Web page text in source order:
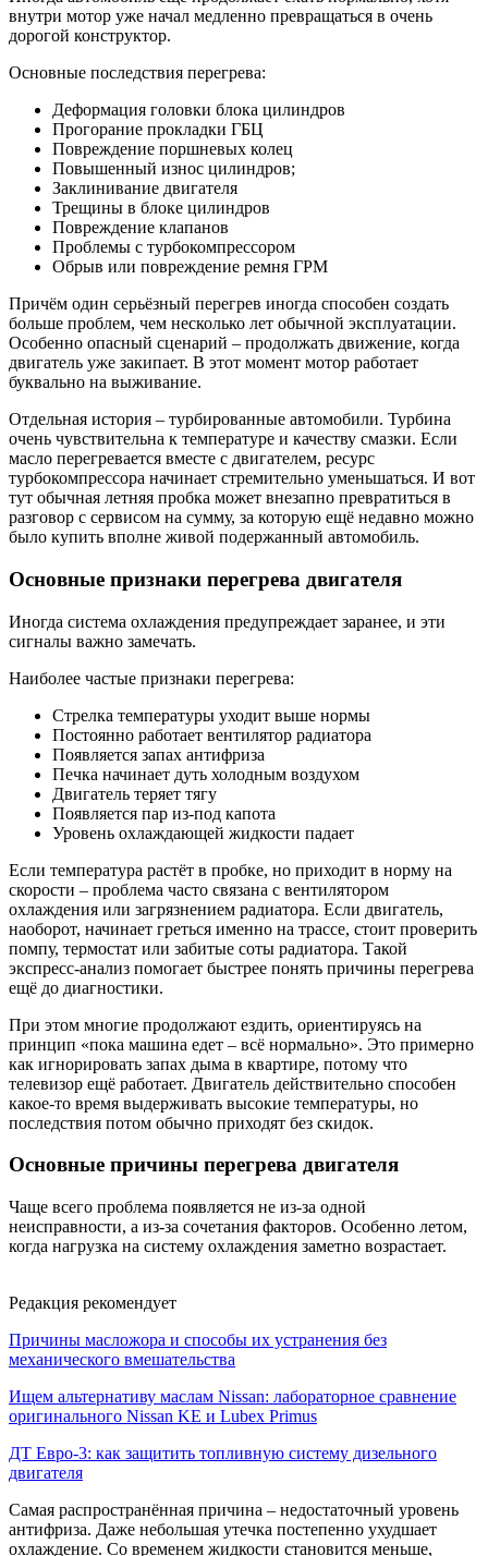
внутри мотор уже начал медленно превращаться в очень
дорогой конструктор.
Основные последствия перегрева:
Деформация головки блока цилиндров
Прогорание прокладки ГБЦ
Повреждение поршневых колец
Повышенный износ цилиндров;
Заклинивание двигателя
Трещины в блоке цилиндров
Повреждение клапанов
Проблемы с турбокомпрессором
Обрыв или повреждение ремня ГРМ
Причём один серьёзный перегрев иногда способен создать
больше проблем, чем несколько лет обычной эксплуатации.
Особенно опасный сценарий – продолжать движение, когда
двигатель уже закипает. В этот момент мотор работает
буквально на выживание.
Отдельная история – турбированные автомобили. Турбина
очень чувствительна к температуре и качеству смазки. Если
масло перегревается вместе с двигателем, ресурс
турбокомпрессора начинает стремительно уменьшаться. И вот
тут обычная летняя пробка может внезапно превратиться в
разговор с сервисом на сумму, за которую ещё недавно можно
было купить вполне живой подержанный автомобиль.
Основные признаки перегрева двигателя
Иногда система охлаждения предупреждает заранее, и эти
сигналы важно замечать.
Наиболее частые признаки перегрева:
Стрелка температуры уходит выше нормы
Постоянно работает вентилятор радиатора
Появляется запах антифриза
Печка начинает дуть холодным воздухом
Двигатель теряет тягу
Появляется пар из-под капота
Уровень охлаждающей жидкости падает
Если температура растёт в пробке, но приходит в норму на
скорости – проблема часто связана с вентилятором
охлаждения или загрязнением радиатора. Если двигатель,
наоборот, начинает греться именно на трассе, стоит проверить
помпу, термостат или забитые соты радиатора. Такой
экспресс-анализ помогает быстрее понять причины перегрева
ещё до диагностики.
При этом многие продолжают ездить, ориентируясь на
принцип «пока машина едет – всё нормально». Это примерно
как игнорировать запах дыма в квартире, потому что
телевизор ещё работает. Двигатель действительно способен
какое-то время выдерживать высокие температуры, но
последствия потом обычно приходят без скидок.
Основные причины перегрева двигателя
Чаще всего проблема появляется не из-за одной
неисправности, а из-за сочетания факторов. Особенно летом,
когда нагрузка на систему охлаждения заметно возрастает.
Редакция рекомендует
Причины масложора и способы их устранения без
механического вмешательства
Ищем альтернативу маслам Nissan: лабораторное сравнение
оригинального Nissan KE и Lubex Primus
ДТ Евро-3: как защитить топливную систему дизельного
двигателя
Самая распространённая причина – недостаточный уровень
антифриза. Даже небольшая утечка постепенно ухудшает
охлаждение. Со временем жидкости становится меньше,